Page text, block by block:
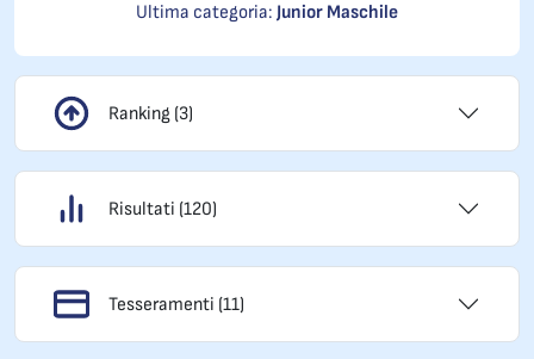
Ultima categoria: Junior Maschile
Ranking (3)
Risultati (120)
Tesseramenti (11)